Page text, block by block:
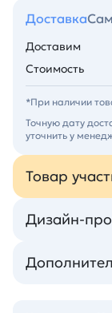
Доставка
Доставим
Стоимость
*При наличии
Точную дату
уточнить у
Товар
Дизайн-